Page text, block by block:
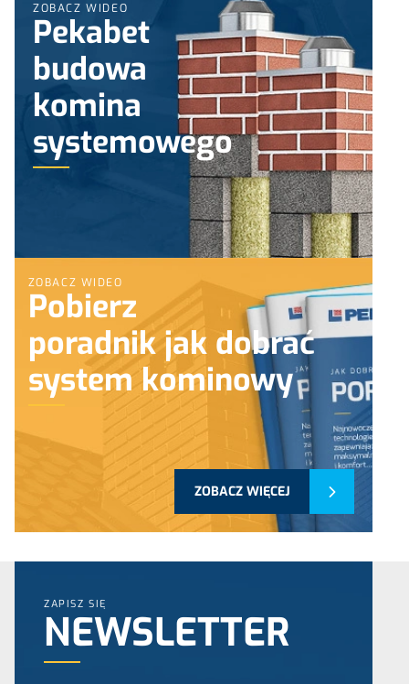
ZOBACZ WIDEO
Pekabet
budowa
komina
systemowego
ZOBACZ WIDEO
Pobierz
poradnik jak dobrać
system kominowy
ZOBACZ WIĘCEJ
ZAPISZ SIĘ
NEWSLETTER